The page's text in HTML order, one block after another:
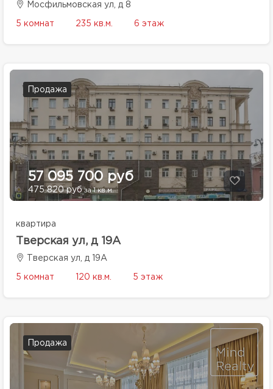
Мосфильмовская ул, д 8
5 комнат 235 кв.м. 6 этаж
Продажа
57 095 700 руб
475 820 рубза 1 кв.м.
квартира
Тверская ул, д 19А
Тверская ул, д 19А
5 комнат 120 кв.м. 5 этаж
Продажа